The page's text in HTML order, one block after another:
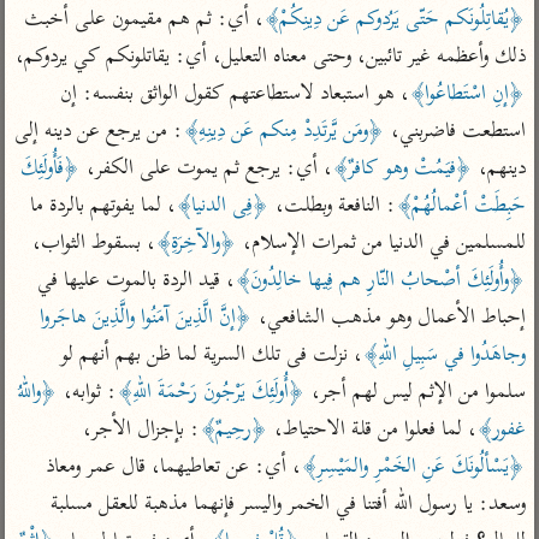
تفسير السمرقندي
تفسير الثعلبي
تفسير أبي السعود
الكشاف للزمخشري
الدر المنثور
تفسير ابن أبي حاتم
تفسير مقاتل
تفسير قتادة
اشترك لتصلك أخبار مشاريعنا
اشترك
راسلنا •تليجرام •تويتر
تعليمات• عن الباحث القرآني
﴿يُقاتِلُونَكم حَتّى يَرُدوكم عَن دِينِكُمْ﴾
ذلك وأعظمه غير تائبين، وحتى معناه التعليل، أي: يقاتلونكم كي يردوكم،
﴿إنِ اسْتَطاعُوا﴾
استطعت فاضربني، ﴿ومَن يَّرتَدِدْ مِنكم عَن دِينِهِ﴾
دينهم، ﴿فيَمُتْ وهو كافرٌ﴾، أي: يرجع ثم يموت على الكفر،
حَبِطَتْ أعْمالُهُمْ﴾: النافعة وبطلت، ﴿فِى الدنيا﴾
للمسلمين في الدنيا من ثمرات الإسلام، ﴿والآخِرَةِ﴾، بسقوط الثواب،
﴿وأُولَئِكَ أصْحابُ النّارِ هم فِيها خالِدُونَ﴾
إحباط الأعمال وهو مذهب الشافعي،
وجاهَدُوا في سَبِيلِ اللهِ﴾
، نزلت فى تلك السرية لما ظن بهم أنهم لو
سلموا من الإثم ليس لهم أجر، ﴿أُولَئِكَ يَرْجُونَ رَحْمَةَ اللهِ﴾: ثوابه،
غفور﴾، لما فعلوا من قلة الاحتياط، ﴿رحِيمٌ﴾: بإجزال الأجر،
﴿يَسْألُونَكَ عَنِ الخَمْرِ والمَيْسِرِ﴾